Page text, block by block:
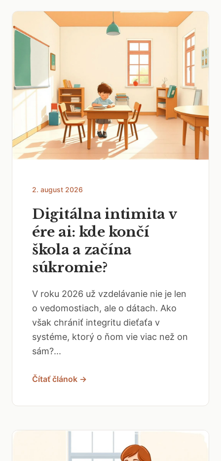
2. august 2026
Digitálna intimita v
ére ai: kde končí
škola a začína
súkromie?
V roku 2026 už vzdelávanie nie je len
o vedomostiach, ale o dátach. Ako
však chrániť integritu dieťaťa v
systéme, ktorý o ňom vie viac než on
sám?...
Čítať článok →